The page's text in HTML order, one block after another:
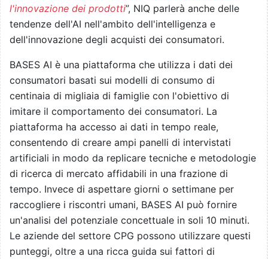
l'innovazione dei prodotti”, NIQ parlerà anche delle
tendenze dell'AI nell'ambito dell'intelligenza e
dell'innovazione degli acquisti dei consumatori.
BASES AI è una piattaforma che utilizza i dati dei
consumatori basati sui modelli di consumo di
centinaia di migliaia di famiglie con l'obiettivo di
imitare il comportamento dei consumatori. La
piattaforma ha accesso ai dati in tempo reale,
consentendo di creare ampi panelli di intervistati
artificiali in modo da replicare tecniche e metodologie
di ricerca di mercato affidabili in una frazione di
tempo. Invece di aspettare giorni o settimane per
raccogliere i riscontri umani, BASES AI può fornire
un'analisi del potenziale concettuale in soli 10 minuti.
Le aziende del settore CPG possono utilizzare questi
punteggi, oltre a una ricca guida sui fattori di